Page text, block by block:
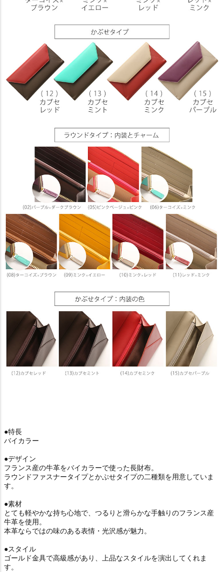
●特長
バイカラー
●デザイン
フランス産の牛革をバイカラーで使った長財布。
ラウンドファスナータイプとかぶせタイプの二種類を用意していま
す。
●素材
とても軽やかな持ち心地で、つるりと滑らかな手触りのフランス産
牛革を使用。
本革ならではの味のある表情・光沢感が魅力。
●スタイル
ゴールド金具で高級感があり、上品なスタイルを演出してくれま
す。